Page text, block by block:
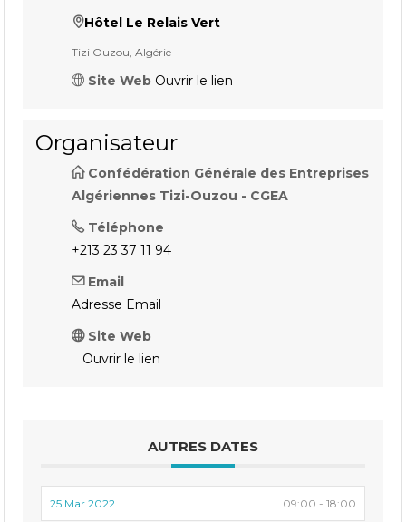
Hôtel Le Relais Vert
Tizi Ouzou, Algérie
Site Web Ouvrir le lien
Organisateur
Confédération Générale des Entreprises
Algériennes Tizi-Ouzou - CGEA
Téléphone
+213 23 37 11 94
Email
Adresse Email
Site Web
Ouvrir le lien
AUTRES DATES
25 Mar 2022 09:00 - 18:00